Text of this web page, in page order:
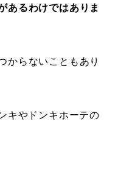
あるわけではありま
からないこともあり
キやドンキホーテの